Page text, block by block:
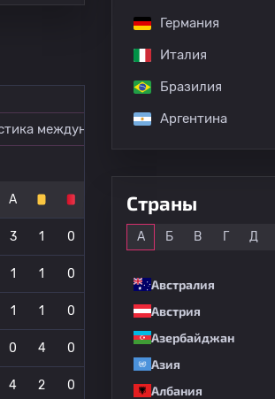
международных матчей
А
3 1 0
1 1 0
1 1 0
0 4 0
4 2 0
Германия
Италия
Бразилия
Аргентина
Страны
А Б В Г Д
Австралия
Австрия
Азербайджан
Азия
Албания